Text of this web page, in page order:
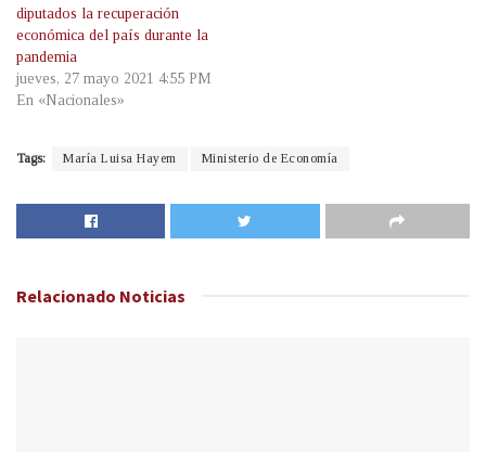
diputados la recuperación
económica del país durante la
pandemia
jueves, 27 mayo 2021 4:55 PM
En «Nacionales»
Tags: María Luisa Hayem Ministerio de Economía
Relacionado Noticias